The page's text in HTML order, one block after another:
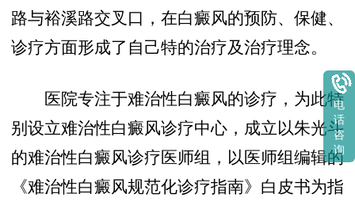
路与裕溪路交叉口，在白癜风的预防、保健、
诊疗方面形成了自己特的治疗及治疗理念。
医院专注于难治性白癜风的诊疗，为此特
别设立难治性白癜风诊疗中心，成立以朱光斗
的难治性白癜风诊疗医师组，以医师组编辑的
《难治性白癜风规范化诊疗指南》白皮书为指
电
话
咨
询